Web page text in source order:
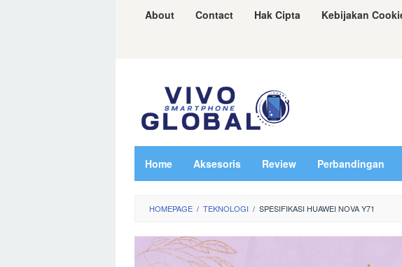
About Contact Hak Cipta Kebijakan
Home Aksesoris Review Perbandingan
HOMEPAGE / TEKNOLOGI / SPESIFIKASI HUAWEI NOVA Y71